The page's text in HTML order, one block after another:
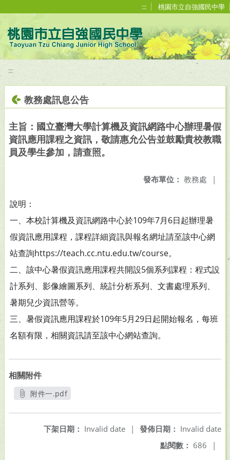
::: 桃園市立自強國民中學
:::
教務處訊息公告
主旨：國立臺灣大學計算機及資訊網路中心辦理暑假
資訊應用課程之資訊，敬請惠允公告並鼓勵貴校教職
員及學生參加，請查照。
發布單位： 教務處 |
說明：
一、本校計算機及資訊網路中心於109年7月6日起辦理暑
假資訊應用課程，課程詳細資訊與報名網址請至該中心網
站查詢https://teach.cc.ntu.edu.tw/course。
二、該中心暑假資訊應用課程共開設5個系列課程：程式設
計系列、影像繪圖系列、統計分析系列、文書處理系列、
暑期兒少資訊營等。
三、暑假資訊應用課程於109年5月29日起開始報名，每班
名額有限，相關資訊請至該中心網站查詢。
相關附件
附件一.pdf
發佈日期： Invalid date
下架日期： Invalid date
|
點閱數： 686 |